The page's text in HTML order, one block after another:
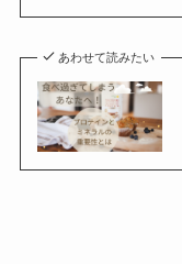
あわせて読みたい